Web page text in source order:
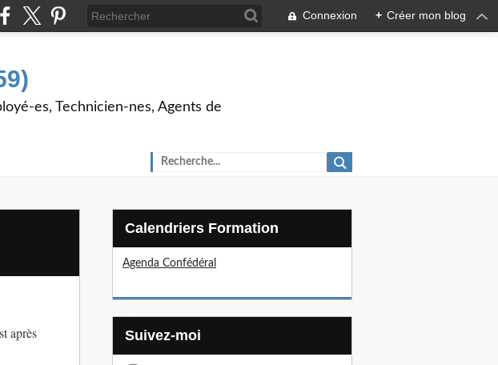
Connexion + Créer mon blog
es, Technicien-nes, Agents de
après
Calendriers Formation
Agenda Confédéral
Suivez-moi